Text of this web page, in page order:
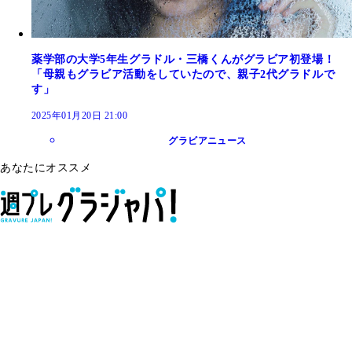
薬学部の大学5年生グラドル・三橋くんがグラビア初登場！
「母親もグラビア活動をしていたので、親子2代グラドルで
す」
2025年01月20日 21:00
グラビアニュース
あなたにオススメ